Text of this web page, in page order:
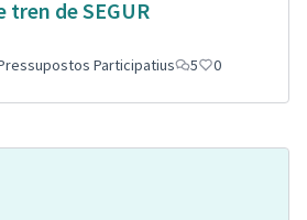
tren de SEGUR
Participatius 5 0